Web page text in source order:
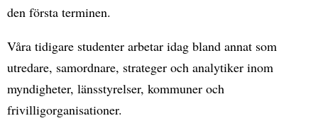
den första terminen.
Våra tidigare studenter arbetar idag bland annat som
utredare, samordnare, strateger och analytiker inom
myndigheter, länsstyrelser, kommuner och
frivilligorganisationer.